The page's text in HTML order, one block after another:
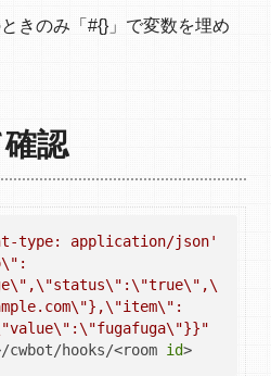
きのみ「#{}」で変数を埋め
認
type: application/json'
hooks/<room id >